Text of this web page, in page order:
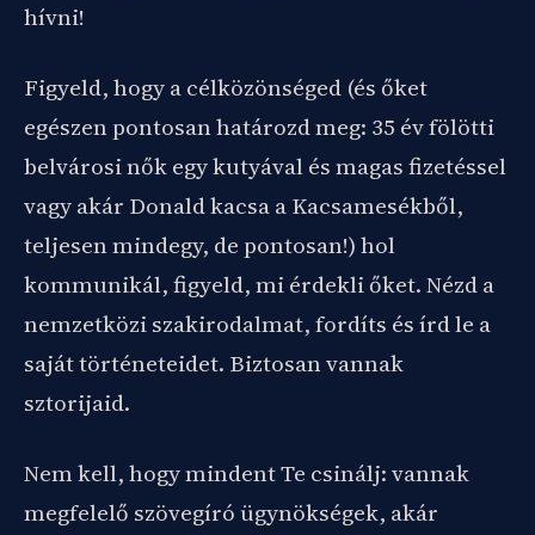
hívni!
Figyeld, hogy a célközönséged (és őket
egészen pontosan határozd meg: 35 év fölötti
belvárosi nők egy kutyával és magas fizetéssel
vagy akár Donald kacsa a Kacsamesékből,
teljesen mindegy, de pontosan!) hol
kommunikál, figyeld, mi érdekli őket. Nézd a
nemzetközi szakirodalmat, fordíts és írd le a
saját történeteidet. Biztosan vannak
sztorijaid.
Nem kell, hogy mindent Te csinálj: vannak
megfelelő szövegíró ügynökségek, akár